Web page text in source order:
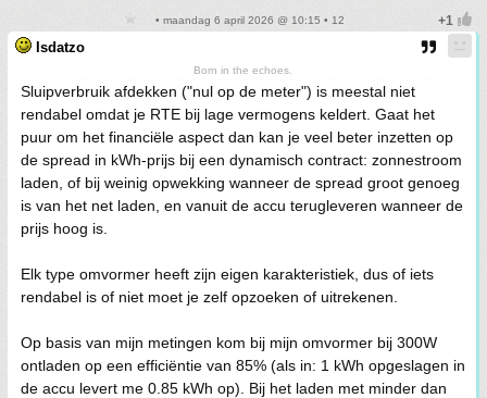
• maandag 6 april 2026 @ 10:15 • 12
Isdatzo
Born in the echoes.
Sluipverbruik afdekken ("nul op de meter") is meestal niet
rendabel omdat je RTE bij lage vermogens keldert. Gaat het
puur om het financiële aspect dan kan je veel beter inzetten op
de spread in kWh-prijs bij een dynamisch contract: zonnestroom
laden, of bij weinig opwekking wanneer de spread groot genoeg
is van het net laden, en vanuit de accu terugleveren wanneer de
prijs hoog is.
Elk type omvormer heeft zijn eigen karakteristiek, dus of iets
rendabel is of niet moet je zelf opzoeken of uitrekenen.
Op basis van mijn metingen kom bij mijn omvormer bij 300W
ontladen op een efficiëntie van 85% (als in: 1 kWh opgeslagen in
de accu levert me 0.85 kWh op). Bij het laden met minder dan